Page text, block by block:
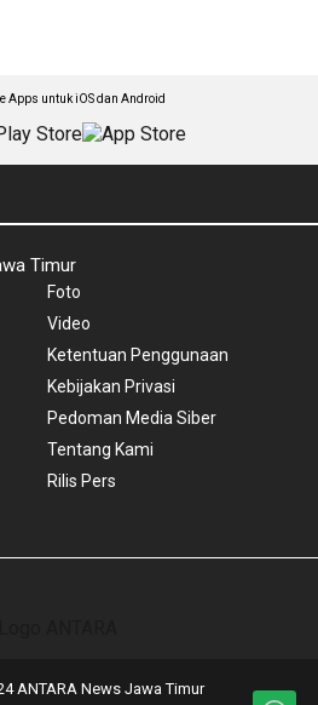
Apps untuk iOS dan Android
Timur
Foto
Video
Ketentuan Penggunaan
Kebijakan Privasi
Pedoman Media Siber
Tentang Kami
Rilis Pers
ANTARA News Jawa Timur